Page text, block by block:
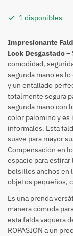
1 disponibles
Impresionante
Look Desgastado–
comodidad,
segunda mano es
y un entallado
totalmente segura
segunda mano con
color palomino y es
informales. Esta
suave para mayor
Compensación en
espacio para estirar
bolsillos anchos en
objetos pequeños,
Es una prenda
manera cómoda
esta falda vaquera
ROPASION a un